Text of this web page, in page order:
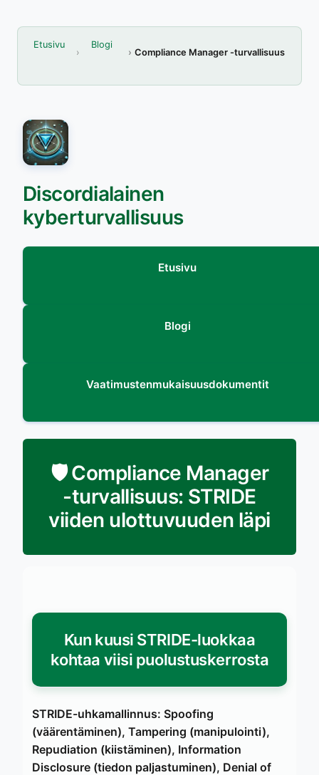
Etusivu Blogi
Compliance Manager -turvallisuus
Discordialainen
kyberturvallisuus
Etusivu
Blogi
Vaatimustenmukaisuusdokumentit
🛡️ Compliance Manager
-turvallisuus: STRIDE
viiden ulottuvuuden läpi
Kun kuusi STRIDE-luokkaa
kohtaa viisi puolustuskerrosta
STRIDE-uhkamallinnus: Spoofing
(väärentäminen), Tampering (manipulointi),
Repudiation (kiistäminen), Information
Disclosure (tiedon paljastuminen), Denial of